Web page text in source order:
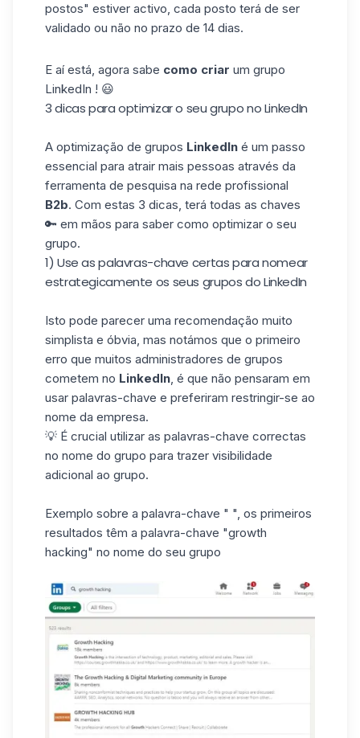
postos" estiver activo, cada posto terá de ser
validado ou não no prazo de 14 dias.
E aí está, agora sabe como criar um grupo
LinkedIn ! 😃
3 dicas para optimizar o seu grupo no LinkedIn
A optimização de grupos LinkedIn é um passo
essencial para atrair mais pessoas através da
ferramenta de pesquisa na rede profissional
B2b. Com estas 3 dicas, terá todas as chaves
🔑 em mãos para saber como optimizar o seu
grupo.
1) Use as palavras-chave certas para nomear
estrategicamente os seus grupos do LinkedIn
Isto pode parecer uma recomendação muito
simplista e óbvia, mas notámos que o primeiro
erro que muitos administradores de grupos
cometem no LinkedIn, é que não pensaram em
usar palavras-chave e preferiram restringir-se ao
nome da empresa.
💡 É crucial utilizar as palavras-chave correctas
no nome do grupo para trazer visibilidade
adicional ao grupo.
Exemplo sobre a palavra-chave " ", os primeiros
resultados têm a palavra-chave "growth
hacking" no nome do seu grupo